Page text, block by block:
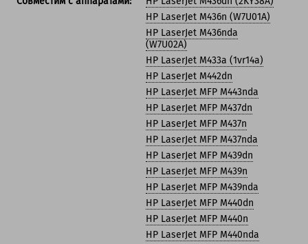
HP LaserJet M436n (W7U01A)
HP LaserJet M436nda
(W7U02A)
HP LaserJet M433a (1vr14a)
HP LaserJet M442dn
HP LaserJet MFP M443nda
HP LaserJet MFP M437dn
HP LaserJet MFP M437n
HP LaserJet MFP M437nda
HP LaserJet MFP M439dn
HP LaserJet MFP M439n
HP LaserJet MFP M439nda
HP LaserJet MFP M440dn
HP LaserJet MFP M440n
HP LaserJet MFP M440nda